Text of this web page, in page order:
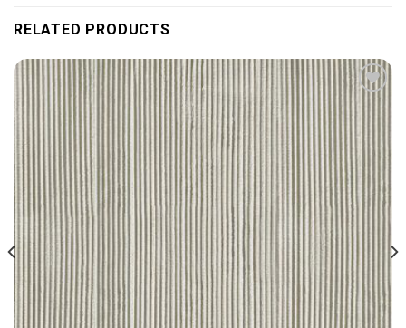
RELATED PRODUCTS
wishlist